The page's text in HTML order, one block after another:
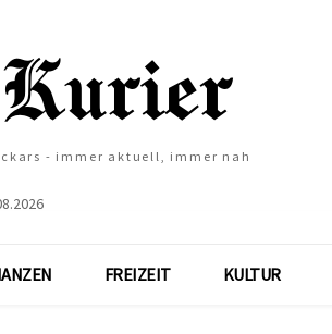
- immer aktuell, immer nah
FREIZEIT KULTUR